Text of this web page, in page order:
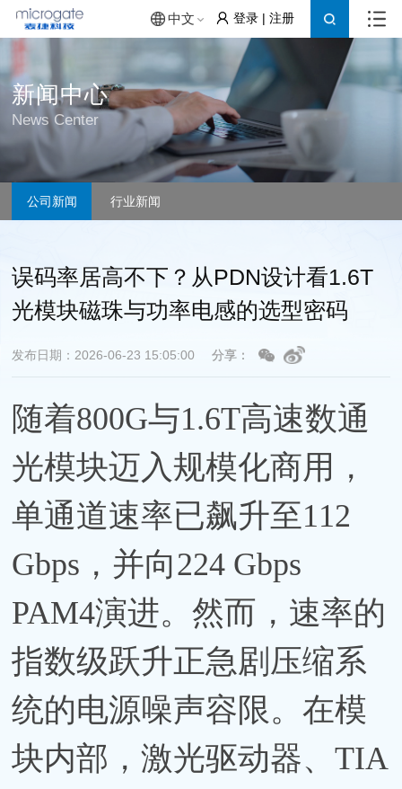
中文 登录| 注册
新闻中心
News Center
公司新闻 行业新闻
误码率居高不下？从PDN设计看1.6T
光模块磁珠与功率电感的选型密码
发布日期：2026-06-23 15:05:00 分享：
随着800G与1.6T高速数通
光模块迈入规模化商用，
单通道速率已飙升至112
Gbps，并向224 Gbps
PAM4演进。然而，速率的
指数级跃升正急剧压缩系
统的电源噪声容限。在模
块内部，激光驱动器、TIA